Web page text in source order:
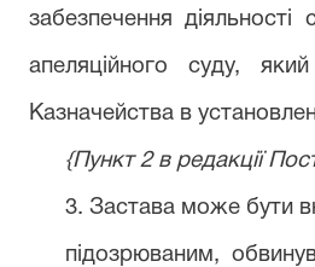
забезпечення
апеляційного суду,
Казначейства в
{Пункт 2 в редакції
3. Застава може бути
підозрюваним,